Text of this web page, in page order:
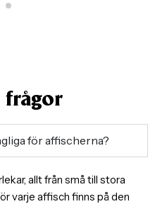
frågor
för affischerna?
allt från små till stora
varje affisch finns på den